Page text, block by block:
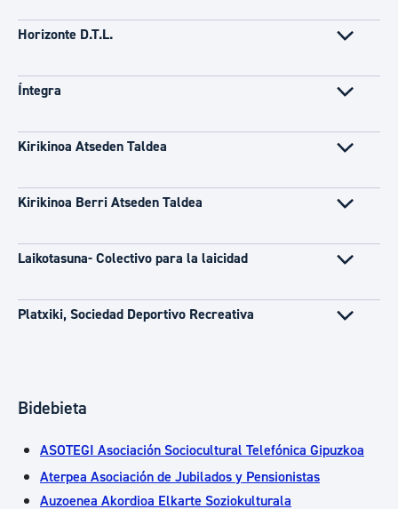
Horizonte D.T.L.
Íntegra
Kirikinoa Atseden Taldea
Kirikinoa Berri Atseden Taldea
Laikotasuna- Colectivo para la laicidad
Platxiki, Sociedad Deportivo Recreativa
Bidebieta
ASOTEGI Asociación Sociocultural Telefónica Gipuzkoa
Aterpea Asociación de Jubilados y Pensionistas
Auzoenea Akordioa Elkarte Soziokulturala